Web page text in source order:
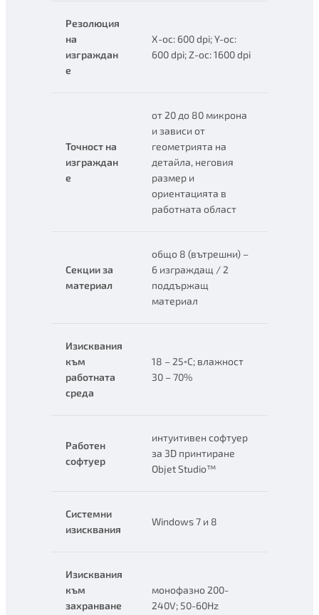
Резолюция
на
изграждан
е
X-ос: 600 dpi; Y-ос:
600 dpi; Z-ос: 1600 dpi
Точност на
изграждан
е
от 20 до 80 микрона
и зависи от
геометрията на
детайла, неговия
размер и
ориентацията в
работната област
Секции за
материал
общо 8 (вътрешни) –
6 изграждащ / 2
поддържащ
материал
Изисквания
към
работната
среда
18 – 25◦C; влажност
30 – 70%
Работен
софтуер
интуитивен софтуер
за 3D принтиране
Objet Studio™
Системни
изисквания
Windows 7 и 8
Изисквания
към
захранване
монофазно 200-
240V; 50-60Hz